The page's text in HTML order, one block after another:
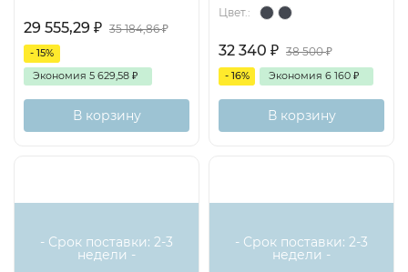
29 555,29 ₽ 35 184,86₽
- 15%
Экономия 5 629,58 ₽
В корзину
Цвет.:
32 340 ₽ 38 500₽
- 16% Экономия 6 160 ₽
В корзину
- Срок поставки: 2-3
недели -
- Срок поставки: 2-3
недели -